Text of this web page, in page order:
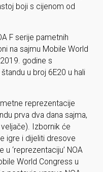
boji s cijenom od
F serije pametnih
na sajmu Mobile World
godine s
u broj 6E20 u hali
reprezentacije
prva dva dana sajma,
Izbornik će
igre i dijeliti dresove
‘reprezentaciju’ NOA
World Congress u